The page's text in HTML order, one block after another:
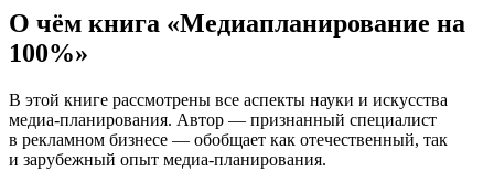
О чём книга «Медиапланирование на
100%»
В этой книге рассмотрены все аспекты науки и искусства
медиа-планирования. Автор — признанный специалист
в рекламном бизнесе — обобщает как отечественный, так
и зарубежный опыт медиа-планирования.